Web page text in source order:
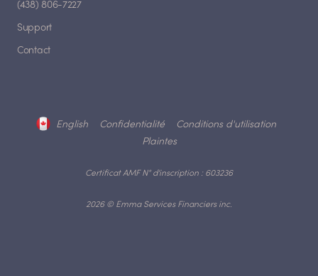
(438) 806-7227
Support
Contact
2026 © Emma Services Financiers inc.
Certificat AMF N° d'inscription : 603236
English Confidentialité
Conditions d'utilisation
Plaintes